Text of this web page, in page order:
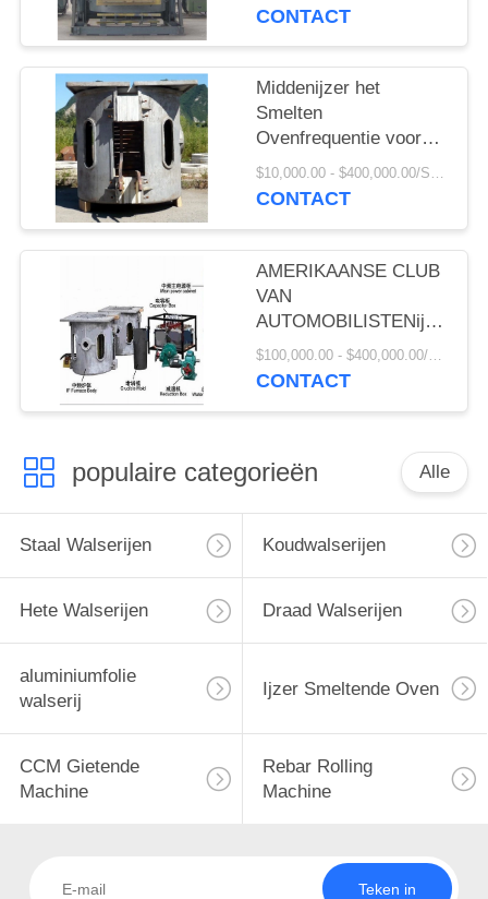
CONTACT
Middenijzer het
Smelten
Ovenfrequentie voor
het Smelten
$10,000.00 - $400,000.00/Sets
CONTACT
AMERIKAANSE CLUB
VAN
AUTOMOBILISTENijzer
het Smelten van het
Ijzerstaven van de
$100,000.00 - $400,000.00/Sets
CONTACT
populaire categorieën Alle
Staal Walserijen Koudwalserijen
Hete Walserijen Draad Walserijen
aluminiumfolie
walserij
Ijzer Smeltende Oven
CCM Gietende
Machine
Rebar Rolling
Machine
Teken in